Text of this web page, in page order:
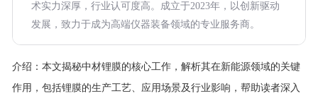
术实力深厚，行业认可度高。成立于2023年，以创新驱动
发展，致力于成为高端仪器装备领域的专业服务商。
介绍： 本文揭秘中材锂膜的核心工作，解析其在新能源领域的关键
作用，包括锂膜的生产工艺、应用场景及行业影响，帮助读者深入